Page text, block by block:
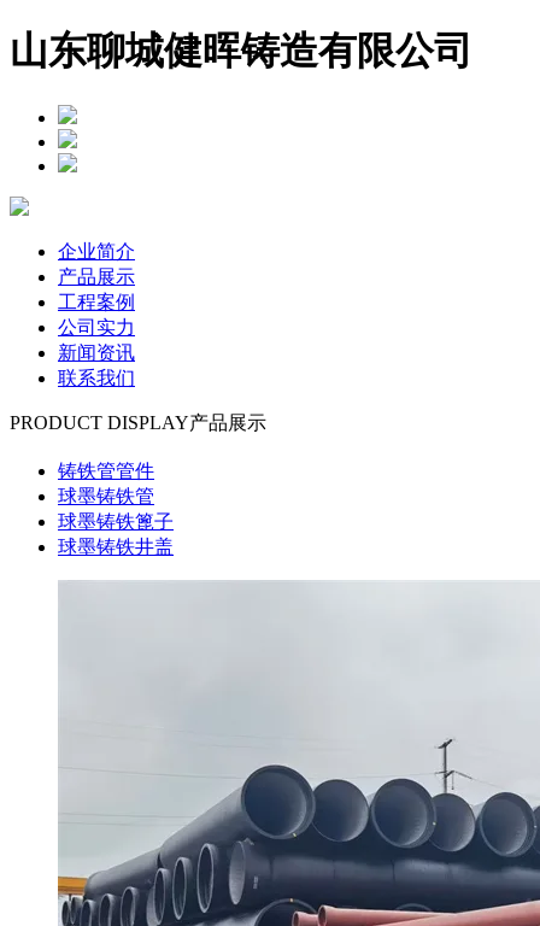
山东聊城健晖铸造有限公司
企业简介
产品展示
工程案例
公司实力
新闻资讯
联系我们
PRODUCT DISPLAY产品展示
铸铁管管件
球墨铸铁管
球墨铸铁篦子
球墨铸铁井盖